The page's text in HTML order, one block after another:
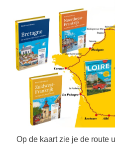
Op de kaart zie je de route